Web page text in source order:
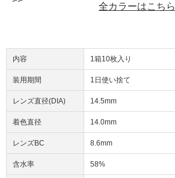
全カラーはこちら
内容 1箱10枚入り
装用期間 1日使い捨て
レンズ直径(DIA) 14.5mm
着色直径 14.0mm
レンズBC 8.6mm
含水率 58%